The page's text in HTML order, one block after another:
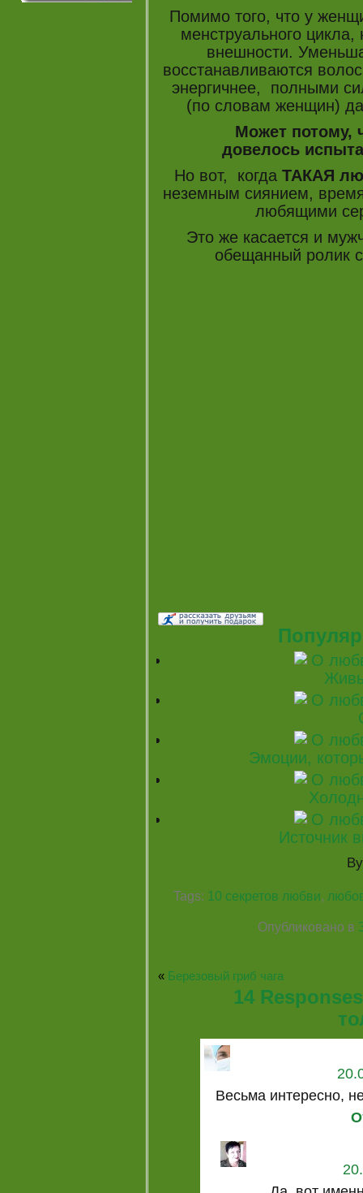
Помимо того, что у
менструального
внешности.
восстанавливаются
энергичнее, полными
(по словам женщин)
Может потому,
довелось
Но вот, когда ТАКАЯ
неземным сиянием,
любящими
Это же касается и
обещанный ролик
Эмоции,
Источник
Tags: 10 секретов любви,
Опубликовано в
« Березовый гриб чага
14
Весьма интересно,